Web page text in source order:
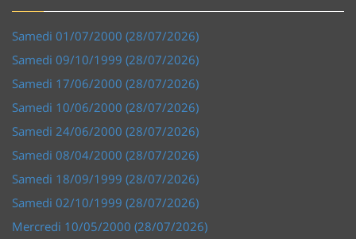
Samedi 01/07/2000 (28/07/2026)
Samedi 09/10/1999 (28/07/2026)
Samedi 17/06/2000 (28/07/2026)
Samedi 10/06/2000 (28/07/2026)
Samedi 24/06/2000 (28/07/2026)
Samedi 08/04/2000 (28/07/2026)
Samedi 18/09/1999 (28/07/2026)
Samedi 02/10/1999 (28/07/2026)
Mercredi 10/05/2000 (28/07/2026)